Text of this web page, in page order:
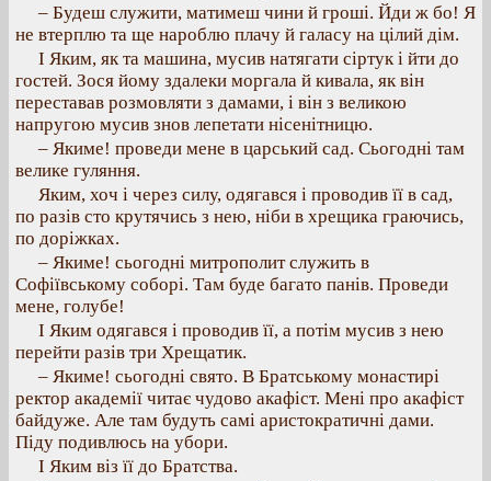
– Будеш служити, матимеш чини й гроші. Йди ж бо! Я
не втерплю та ще нароблю плачу й галасу на цілий дім.
І Яким, як та машина, мусив натягати сіртук і йти до
гостей. Зося йому здалеки моргала й кивала, як він
переставав розмовляти з дамами, і він з великою
напругою мусив знов лепетати нісенітницю.
– Якиме! проведи мене в царський сад. Сьогодні там
велике гуляння.
Яким, хоч і через силу, одягався і проводив її в сад,
по разів сто крутячись з нею, ніби в хрещика граючись,
по доріжках.
– Якиме! сьогодні митрополит служить в
Софіївському соборі. Там буде багато панів. Проведи
мене, голубе!
І Яким одягався і проводив її, а потім мусив з нею
перейти разів три Хрещатик.
– Якиме! сьогодні свято. В Братському монастирі
ректор академії читає чудово акафіст. Мені про акафіст
байдуже. Але там будуть самі аристократичні дами.
Піду подивлюсь на убори.
І Яким віз її до Братства.